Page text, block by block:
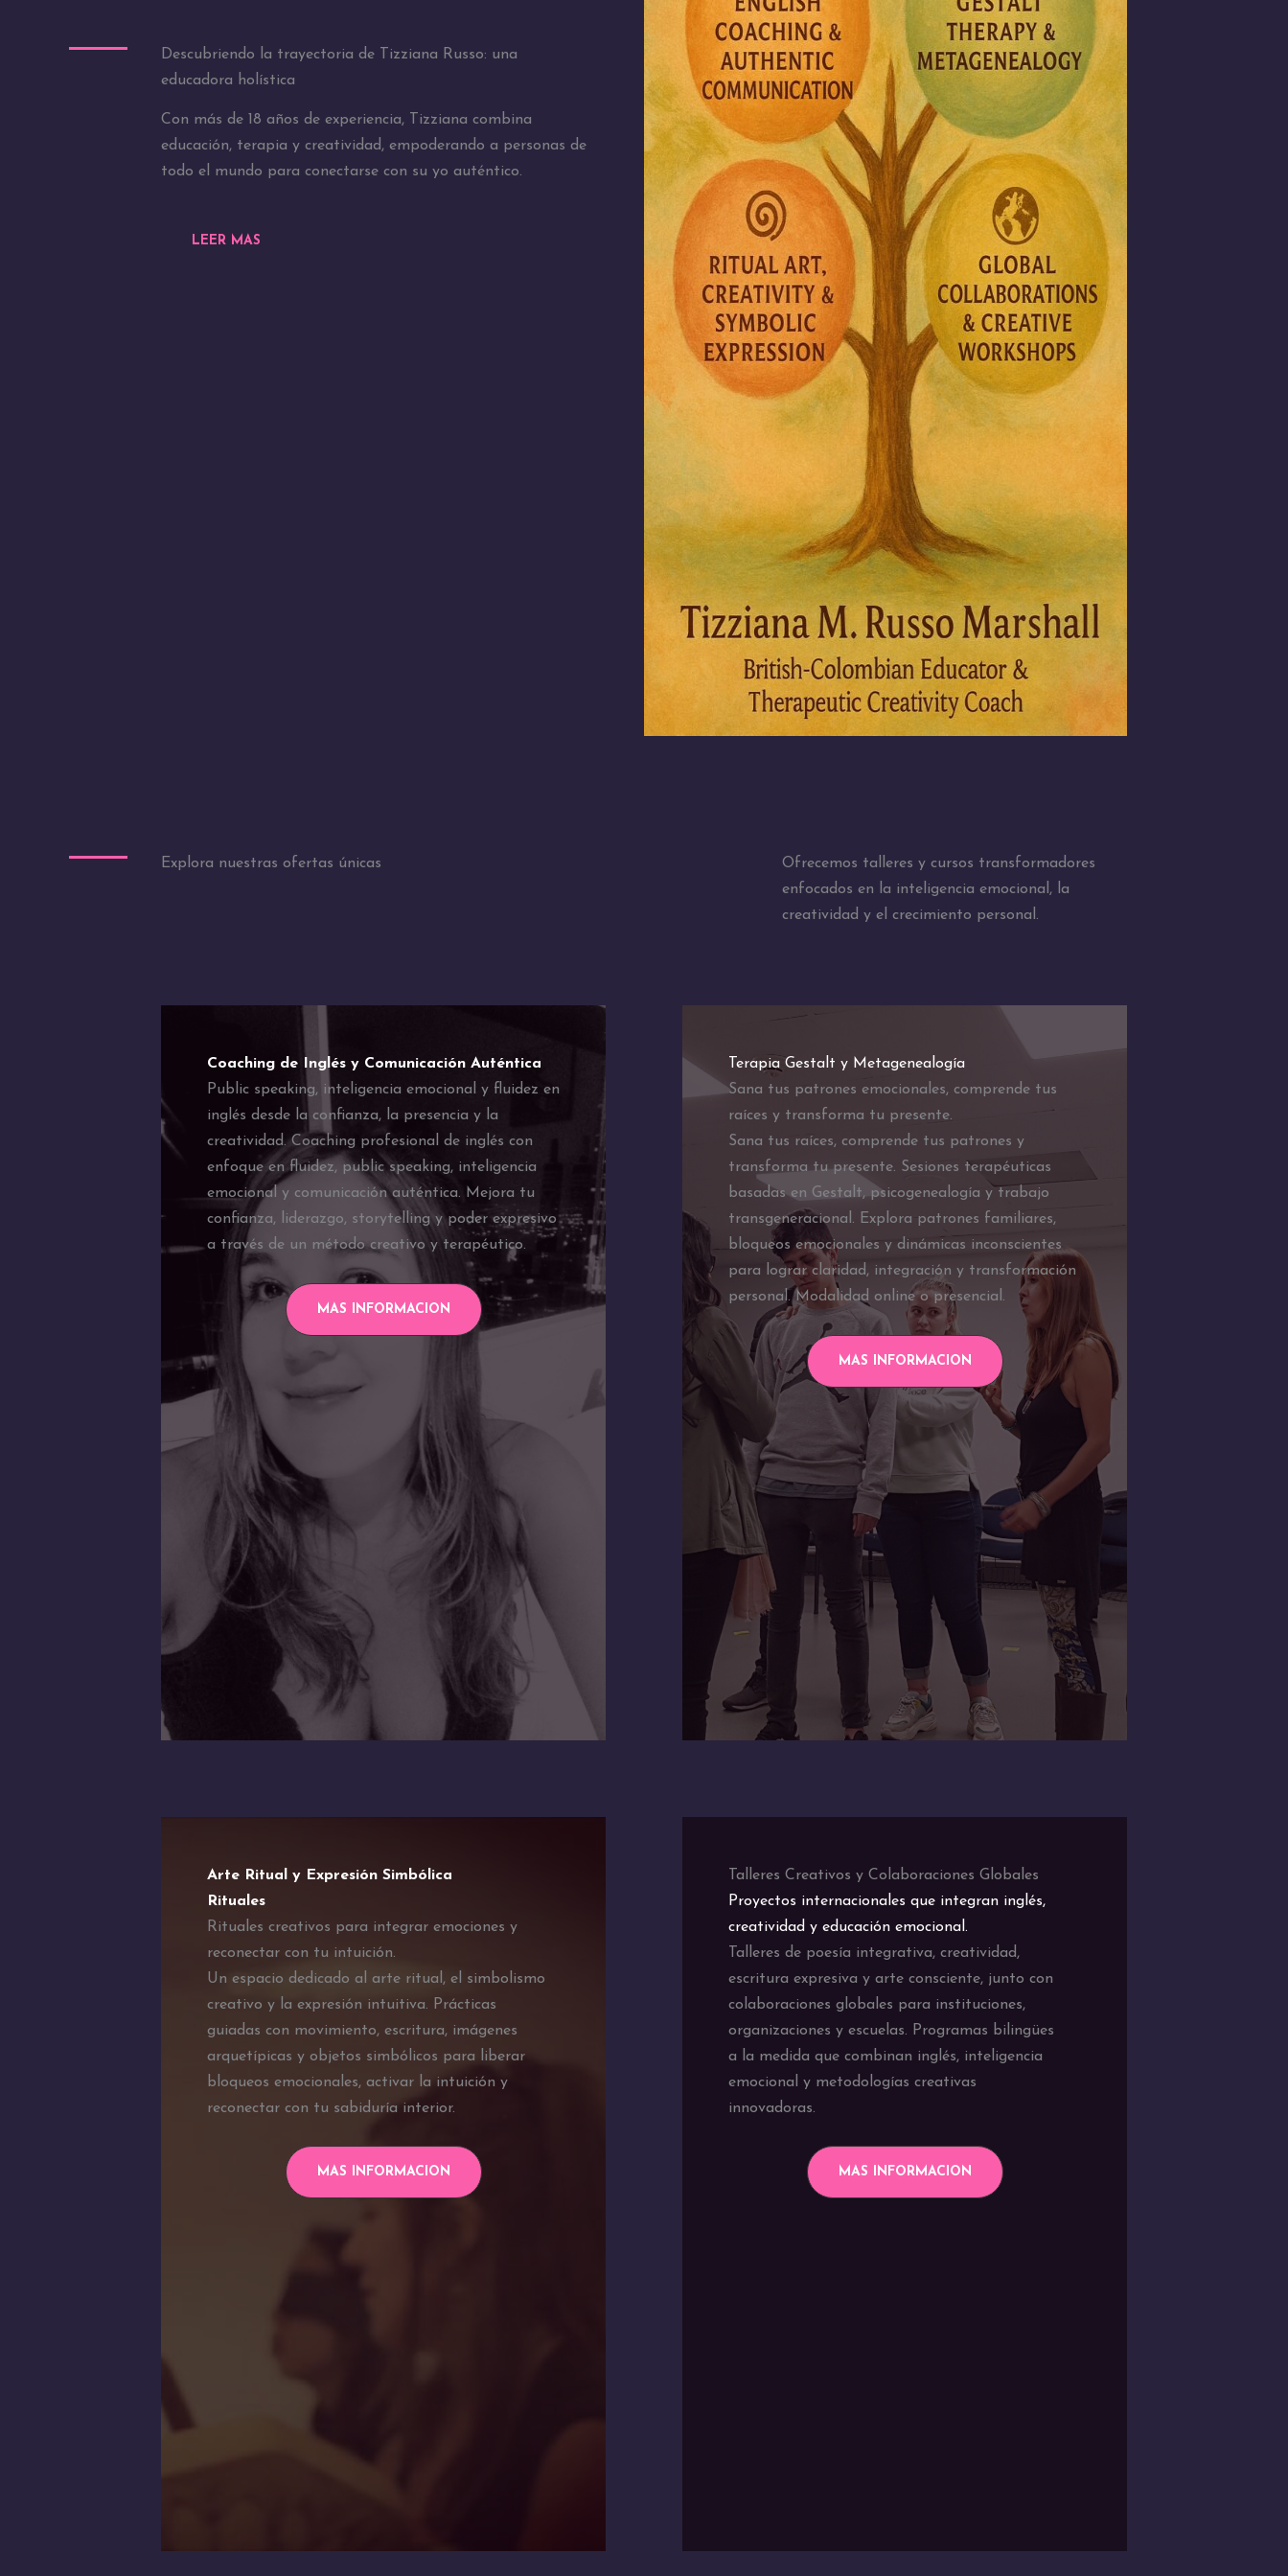
Descubriendo la trayectoria de Tizziana Russo: una
educadora holística
Con más de 18 años de experiencia, Tizziana combina
educación, terapia y creatividad, empoderando a personas de
todo el mundo para conectarse con su yo auténtico.
LEER MAS
Explora nuestras ofertas únicas
Ofrecemos talleres y cursos transformadores
enfocados en la inteligencia emocional, la
creatividad y el crecimiento personal.
Coaching de Inglés y Comunicación Auténtica
Public speaking, inteligencia emocional y fluidez en
inglés desde la confianza, la presencia y la
creatividad. Coaching profesional de inglés con
enfoque en fluidez, public speaking, inteligencia
emocional y comunicación auténtica. Mejora tu
confianza, liderazgo, storytelling y poder expresivo
a través de un método creativo y terapéutico.
MAS INFORMACION
Terapia Gestalt y Metagenealogía
Sana tus patrones emocionales, comprende tus
raíces y transforma tu presente.
Sana tus raíces, comprende tus patrones y
transforma tu presente. Sesiones terapéuticas
basadas en Gestalt, psicogenealogía y trabajo
transgeneracional. Explora patrones familiares,
bloqueos emocionales y dinámicas inconscientes
para lograr claridad, integración y transformación
personal. Modalidad online o presencial.
MAS INFORMACION
Arte Ritual y Expresión Simbólica
Rituales
Rituales creativos para integrar emociones y
reconectar con tu intuición.
Un espacio dedicado al arte ritual, el simbolismo
creativo y la expresión intuitiva. Prácticas
guiadas con movimiento, escritura, imágenes
arquetípicas y objetos simbólicos para liberar
bloqueos emocionales, activar la intuición y
reconectar con tu sabiduría interior.
MAS INFORMACION
Talleres Creativos y Colaboraciones Globales
Proyectos internacionales que integran inglés,
creatividad y educación emocional.
Talleres de poesía integrativa, creatividad,
escritura expresiva y arte consciente, junto con
colaboraciones globales para instituciones,
organizaciones y escuelas. Programas bilingües
a la medida que combinan inglés, inteligencia
emocional y metodologías creativas
innovadoras.
MAS INFORMACION